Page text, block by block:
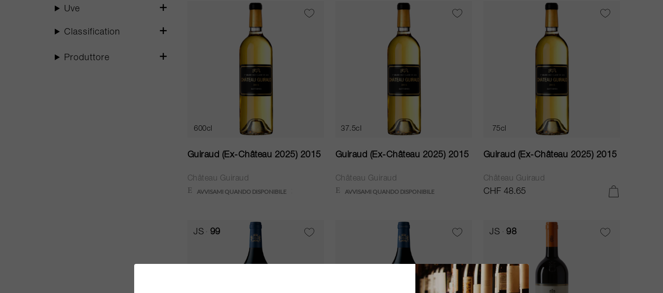
600cl
Guiraud (Ex-Château 2025) 2015
Château Guiraud
37.5cl
Guiraud (Ex-Château 2025) 2015
Château Guiraud
75cl
Guiraud (Ex-Château 2025) 2015
Château Guiraud
CHF 48.65
JS 99 JS 98
Uve
Classification
Produttore